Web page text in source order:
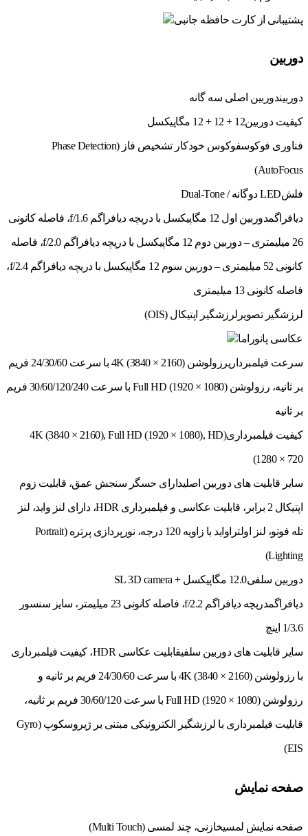
پشتیبانی از کارت حافظه جانبی
دوربین
دوربیندوربین اصلی سه گانه
کیفیت دوربین12 + 12 + 12 مگاپیکسل
فناوری فوکوس فوکوس خودکار تشخیص فاز (Phase Detection
AutoFocus)
فلشLED دوگانه / Dual-Tone
دیافراگم دوربین اول 12 مگاپیکسل با دریچه دیافراگم f/1.6، فاصله کانونی
26 میلیمتری – دوربین دوم 12 مگاپیکسل با دریچه دیافراگم f/2.0، فاصله
کانونی 52 میلیمتری – دوربین سوم 12 مگاپیکسل با دریچه دیافراگم f/2.4،
فاصله کانونی 13 میلیمتری
لرزشگیر تصویر لرزشگیر اپتیکال (OIS)
عکاسی پانوراما
سرعت فیلمبرداری رزولوشن (2160 × 3840) 4K با سرعت 24/30/60 فریم
بر ثانیه، رزولوشن (1080 × 1920) Full HD با سرعت 30/60/120/240 فریم
بر ثانیه
کیفیت فیلمبرداری (4K (3840 × 2160), Full HD (1920 × 1080), HD
(1280 × 720
سایر قابلیت های دوربین اصلیدارای حسگر سنجش عمق، قابلیت زوم
اپتیکال 2 برابر، قابلیت عکاسی و فیلمبرداری HDR، دارای لنز واید، لنز
تله فوتو، لنز اولتراواید با زاویه 120 درجه، نورپردازی پرتره (Portrait
Lighting)
دوربین سلفی12.0 مگاپیکسل + SL 3D camera
دیافراگم دریچه دیافراگم f/2.2، فاصله کانونی 23 میلیمتر، سایز سنسور
1/3.6 اینچ
سایر قابلیت های دوربین سلفی قابلیت عکاسی HDR، کیفیت فیلمبرداری
با رزولوشن (2160 × 3840) 4K با سرعت 24/30/60 فریم بر ثانیه و
رزولوشن (1080 × 1920) Full HD با سرعت 30/60/120 فریم بر ثانیه،
قابلیت فیلمبرداری با لرزشگیر الکترونیکی مبتنی بر ژیروسکوپ (Gyro
EIS)
صفحه نمایش
صفحه نمایش لمسیخازنی، چند لمسی (Multi Touch)